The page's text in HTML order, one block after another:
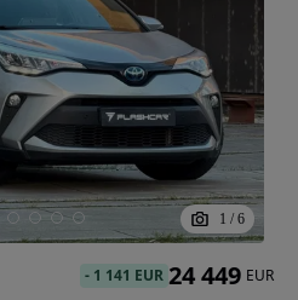
1 / 6
- 1 141 EUR 24 449 EUR